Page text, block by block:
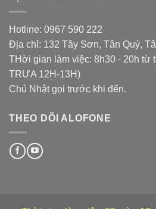
Hotline: 0967 590 222
Địa chỉ: 132 Tây Sơn, Tân Quý,
THời gian làm việc: 8h30 - 20h từ
TRƯA 12H-13H)
Chủ Nhật gọi trước khi đến.
THEO DÕI ALOFONE